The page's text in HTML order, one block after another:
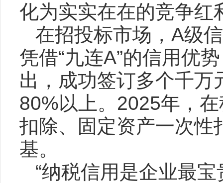
化为实实在在的竞争红
在招投标市场，A级
凭借“九连A”的信用优
出，成功签订多个千万
80%以上。2025年，
扣除、固定资产一次性
基。
“纳税信用是企业最